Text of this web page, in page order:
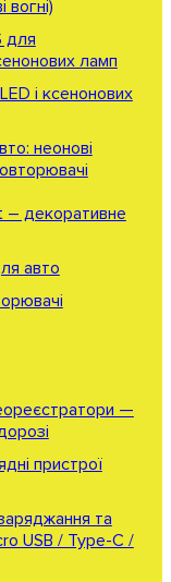
для
ламп
і ксенонових
неонові
– декоративне
авто
—
пристрої
та
USB / Type-C /